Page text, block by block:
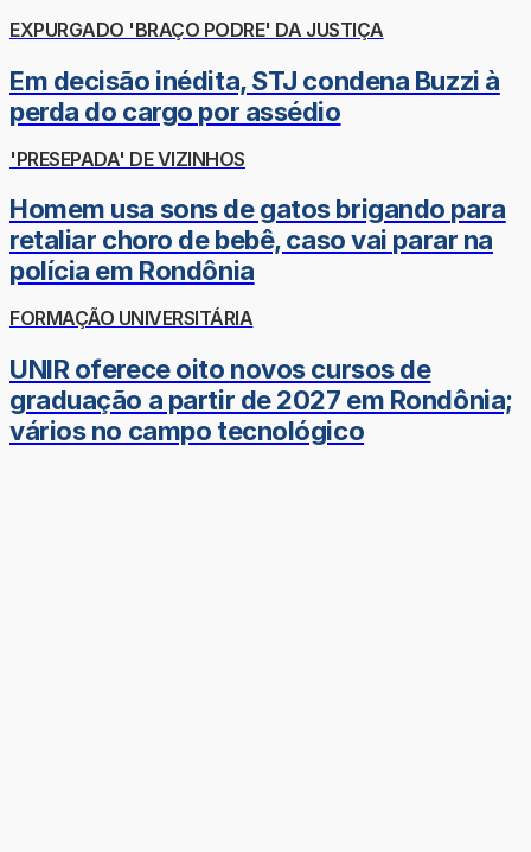
EXPURGADO 'BRAÇO PODRE' DA JUSTIÇA
Em decisão inédita, STJ condena Buzzi à
perda do cargo por assédio
'PRESEPADA' DE VIZINHOS
Homem usa sons de gatos brigando para
retaliar choro de bebê, caso vai parar na
polícia em Rondônia
FORMAÇÃO UNIVERSITÁRIA
UNIR oferece oito novos cursos de
graduação a partir de 2027 em Rondônia;
vários no campo tecnológico